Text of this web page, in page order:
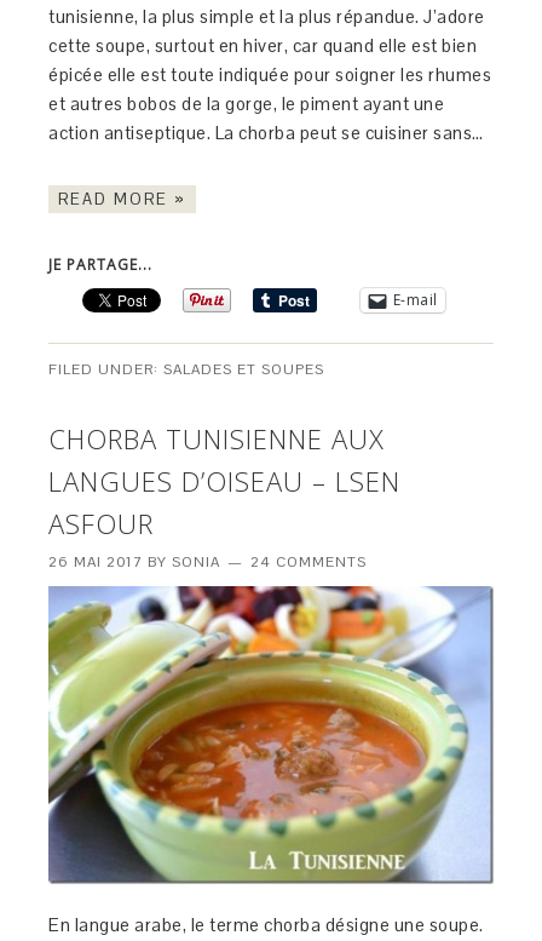
tunisienne, la plus simple et la plus répandue. J’adore
cette soupe, surtout en hiver, car quand elle est bien
épicée elle est toute indiquée pour soigner les rhumes
et autres bobos de la gorge, le piment ayant une
action antiseptique. La chorba peut se cuisiner sans…
READ MORE »
JE PARTAGE...
E-mail
FILED UNDER:SALADES ET SOUPES
CHORBA TUNISIENNE AUX
LANGUES D’OISEAU – LSEN
ASFOUR
26 MAI 2017 BYSONIA 24 COMMENTS
En langue arabe, le terme chorba désigne une soupe.